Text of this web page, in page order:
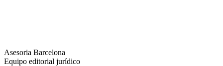
Asesoria Barcelona
Equipo editorial jurídico